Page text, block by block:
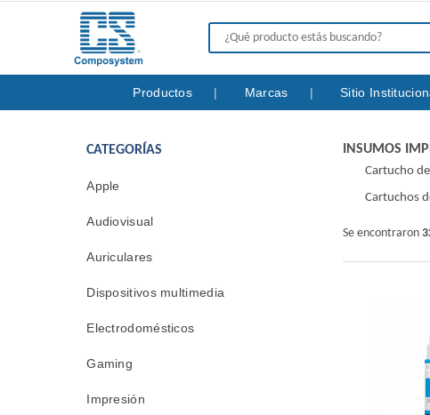
Productos Marcas Sitio
CATEGORÍAS
Apple
Audiovisual
Auriculares
Dispositivos multimedia
Electrodomésticos
Gaming
Impresión
INSUMOS
Cartucho
Cartuchos
Se encontraron